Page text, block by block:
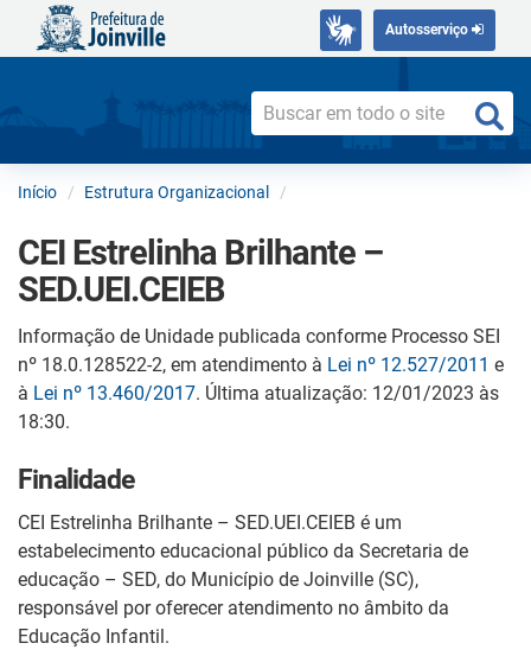
Autosserviço
Início Estrutura Organizacional
CEI Estrelinha Brilhante –
SED.UEI.CEIEB
Informação de Unidade publicada conforme Processo SEI
nº 18.0.128522-2, em atendimento à Lei nº 12.527/2011 e
à Lei nº 13.460/2017. Última atualização: 12/01/2023 às
18:30.
Finalidade
CEI Estrelinha Brilhante – SED.UEI.CEIEB é um
estabelecimento educacional público da Secretaria de
educação – SED, do Município de Joinville (SC),
responsável por oferecer atendimento no âmbito da
Educação Infantil.